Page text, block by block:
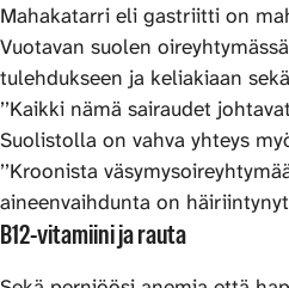
Mahakatarri eli gastriitti on
Vuotavan suolen
tulehdukseen ja keliakiaan
’’Kaikki nämä sairaudet
Suolistolla on vahva yhteys
’’Kroonista
aineenvaihdunta on
B12-vitamiini ja rauta